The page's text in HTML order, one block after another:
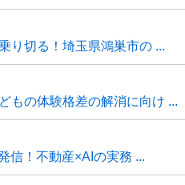
り切る！埼玉県鴻巣市の ...
もの体験格差の解消に向け ...
信！不動産×AIの実務 ...